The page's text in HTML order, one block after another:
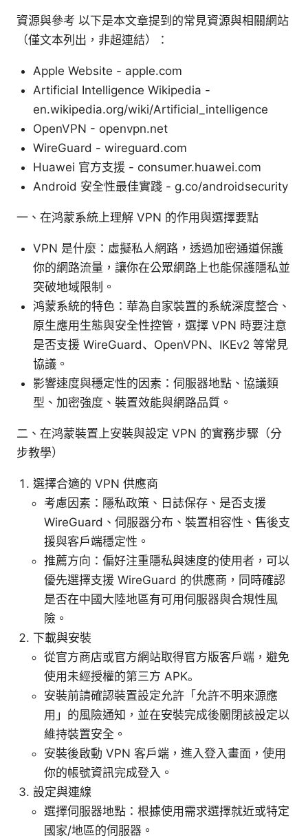
資源與參考 以下是本文章提到的常見資源與相關網站
（僅文本列出，非超連結）：
Apple Website - apple.com
Artificial Intelligence Wikipedia -
en.wikipedia.org/wiki/Artificial_intelligence
OpenVPN - openvpn.net
WireGuard - wireguard.com
Huawei 官方支援 - consumer.huawei.com
Android 安全性最佳實踐 - g.co/androidsecurity
一、在鸿蒙系統上理解 VPN 的作用與選擇要點
VPN 是什麼：虛擬私人網路，透過加密通道保護
你的網路流量，讓你在公眾網路上也能保護隱私並
突破地域限制。
鸿蒙系統的特色：華為自家裝置的系統深度整合、
原生應用生態與安全性控管，選擇 VPN 時要注意
是否支援 WireGuard、OpenVPN、IKEv2 等常見
協議。
影響速度與穩定性的因素：伺服器地點、協議類
型、加密強度、裝置效能與網路品質。
二、在鸿蒙裝置上安裝與設定 VPN 的實務步驟（分
步教學）
選擇合適的 VPN 供應商
考慮因素：隱私政策、日誌保存、是否支援
WireGuard、伺服器分布、裝置相容性、售後支
援與客戶端穩定性。
推薦方向：偏好注重隱私與速度的使用者，可以
優先選擇支援 WireGuard 的供應商，同時確認
是否在中國大陸地區有可用伺服器與合規性風
險。
下載與安裝
從官方商店或官方網站取得官方版客戶端，避免
使用未經授權的第三方 APK。
安裝前請確認裝置設定允許「允許不明來源應
用」的風險通知，並在安裝完成後關閉該設定以
維持裝置安全。
安裝後啟動 VPN 客戶端，進入登入畫面，使用
你的帳號資訊完成登入。
設定與連線
選擇伺服器地點：根據使用需求選擇就近或特定
國家/地區的伺服器。